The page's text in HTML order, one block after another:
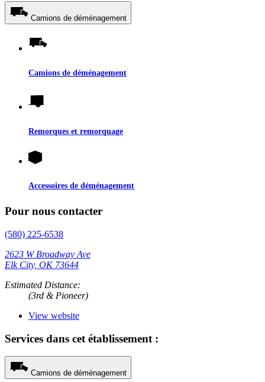
Camions de déménagement
Camions de déménagement
Remorques et remorquage
Accessoires de déménagement
Pour nous contacter
(580) 225-6538
2623 W Broadway Ave
Elk City, OK 73644
Estimated Distance:
(3rd & Pioneer)
View website
Services dans cet établissement :
Camions de déménagement